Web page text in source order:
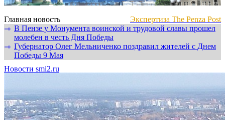
Главная новость
Экспертиза The Penza Post
⇾ В Пензе у Монумента воинской и трудовой славы прошел
молебен в честь Дня Победы
⇾ Губернатор Олег Мельниченко поздравил жителей с Днем
Победы 9 Мая
Новости smi2.ru